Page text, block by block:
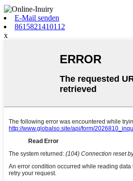
E-Mail senden
8615821410112
x